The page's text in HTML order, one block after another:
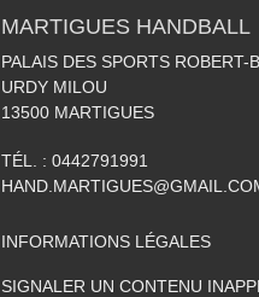
MARTIGUES HANDBALL
PALAIS DES SPORTS ROBERT-
URDY MILOU
13500 MARTIGUES
TÉL. : 0442791991
INFORMATIONS LÉGALES
SIGNALER UN CONTENU